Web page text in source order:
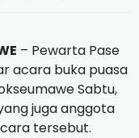
– Pewarta Pase
acara buka puasa
Sabtu,
juga anggota
tersebut.